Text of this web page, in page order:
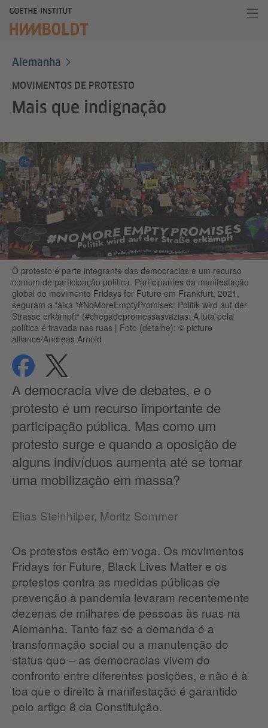
Alemanha
MOVIMENTOS DE PROTESTO
Mais que indignação
O protesto é parte integrante das democracias e um recurso
comum de participação política. Participantes da manifestação
global do movimento Fridays for Future em Frankfurt, 2021,
seguram a faixa “#NoMoreEmptyPromises: Politik wird auf der
Strasse erkämpft“ (#chegadepromessasvazias: A luta pela
política é travada nas ruas | Foto (detalhe): © picture
alliance/Andreas Arnold
compartilharcompartilhar
A democracia vive de debates, e o
protesto é um recurso importante de
participação pública. Mas como um
protesto surge e quando a oposição de
alguns indivíduos aumenta até se tornar
uma mobilização em massa?
Elias Steinhilper, Moritz Sommer
Os protestos estão em voga. Os movimentos
Fridays for Future, Black Lives Matter e os
protestos contra as medidas públicas de
prevenção à pandemia levaram recentemente
dezenas de milhares de pessoas às ruas na
Alemanha. Tanto faz se a demanda é a
transformação social ou a manutenção do
status quo – as democracias vivem do
confronto entre diferentes posições, e não é à
toa que o direito à manifestação é garantido
pelo artigo 8 da Constituição.